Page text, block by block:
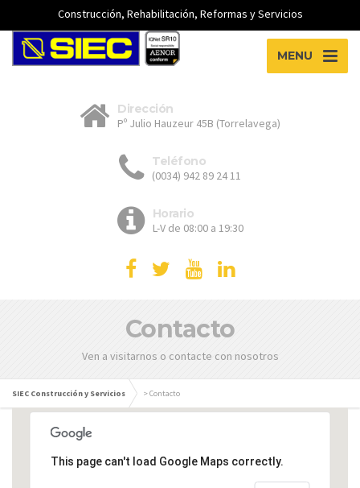
Construcción, Rehabilitación, Reformas y Servicios
MENU
Dirección
Pº Julio Hauzeur 45B (Torrelavega)
Teléfono
(0034) 942 89 24 11
Horario
L-V de 08:00 a 19:30
Contacto
Ven a visitarnos o contacte con nosotros
SIEC Construcción y Servicios >Contacto
This page can't load Google Maps correctly.